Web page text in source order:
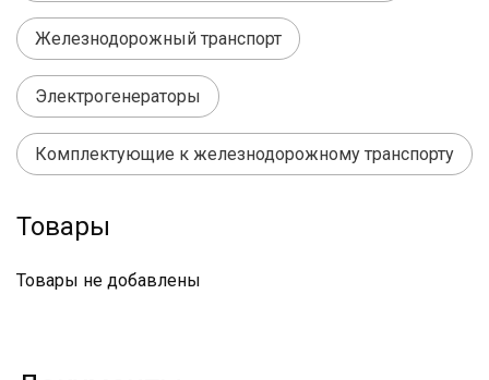
Железнодорожный транспорт
Электрогенераторы
Комплектующие к железнодорожному транспорту
Товары
Товары не добавлены